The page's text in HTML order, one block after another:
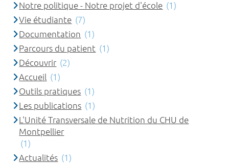
Notre politique - Notre projet d'école (1)
Vie étudiante (7)
Documentation (1)
Parcours du patient (1)
Découvrir (2)
Accueil (1)
Outils pratiques (1)
Les publications (1)
L'Unité Transversale de Nutrition du CHU de
Montpellier
(1)
Actualités (1)